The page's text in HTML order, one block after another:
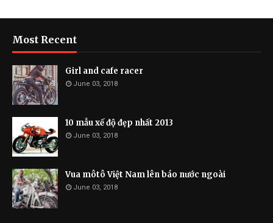
Most Recent
Girl and cafe racer
June 03, 2018
10 mẫu xế độ đẹp nhất 2013
June 03, 2018
Vua môtô Việt Nam lên báo nước ngoài
June 03, 2018